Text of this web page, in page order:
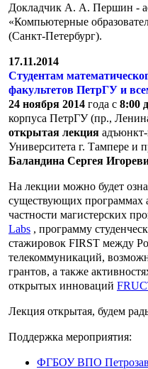
Докладчик А. А. Першин -
«Компьютерные
(Санкт-Петербург).
17.11.2014
Студентам
факультетов ПетрГУ и
24 ноября 2014 года с 8:00
корпуса ПетрГУ (пр.,
открытая лекция адъюнкт-
Университета г. Тампере и
Баландина Сергея
На лекции можно будет
существующих программах
частности магистерских
Labs , программу
стажировок FIRST между
телекоммуникаций,
грантов, а также
открытых инноваций
Лекция открытая, будем
Поддержка мероприятия:
ФГБОУ ВПО